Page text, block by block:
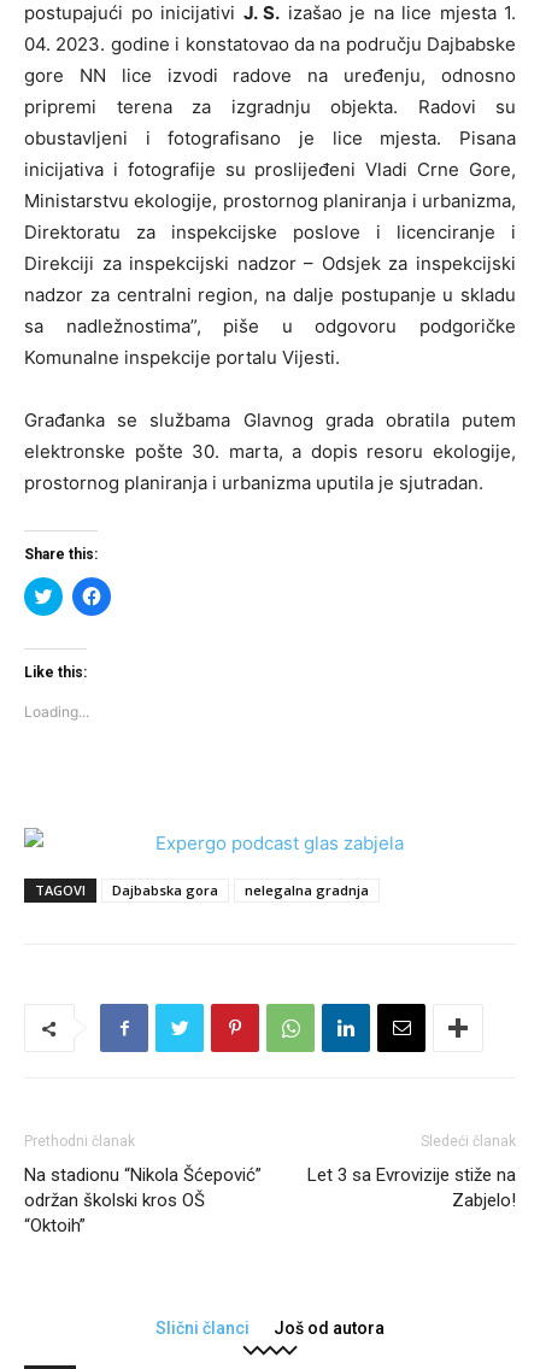
postupajući po inicijativi J. S. izašao je na lice mjesta 1.
04. 2023. godine i konstatovao da na području Dajbabske
gore NN lice izvodi radove na uređenju, odnosno
pripremi terena za izgradnju objekta. Radovi su
obustavljeni i fotografisano je lice mjesta. Pisana
inicijativa i fotografije su proslijeđeni Vladi Crne Gore,
Ministarstvu ekologije, prostornog planiranja i urbanizma,
Direktoratu za inspekcijske poslove i licenciranje i
Direkciji za inspekcijski nadzor – Odsjek za inspekcijski
nadzor za centralni region, na dalje postupanje u skladu
sa nadležnostima”, piše u odgovoru podgoričke
Komunalne inspekcije portalu Vijesti.
Građanka se službama Glavnog grada obratila putem
elektronske pošte 30. marta, a dopis resoru ekologije,
prostornog planiranja i urbanizma uputila je sjutradan.
Share this:
Click
to
Twitter
(Opens
new
window)
Click
to
Like this:
Loading...
TAGOVI Dajbabska gora nelegalna gradnja
Prethodni članak
Na stadionu “Nikola Šćepović”
održan školski kros OŠ
“Oktoih”
Sledeći članak
Let 3 sa Evrovizije stiže na
Zabjelo!
Slični članci Još od autora